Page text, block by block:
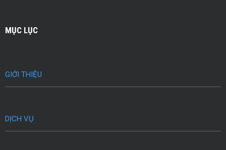
MỤC LỤC
GIỚI THIỆU
DỊCH VỤ